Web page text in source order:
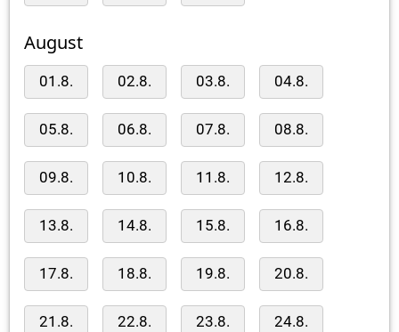
August
01.8. 02.8. 03.8. 04.8.
05.8. 06.8. 07.8. 08.8.
09.8. 10.8. 11.8. 12.8.
13.8. 14.8. 15.8. 16.8.
17.8. 18.8. 19.8. 20.8.
21.8. 22.8. 23.8. 24.8.